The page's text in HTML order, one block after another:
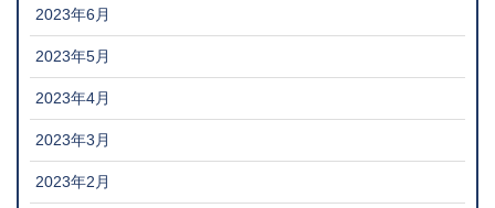
2023年6月
2023年5月
2023年4月
2023年3月
2023年2月